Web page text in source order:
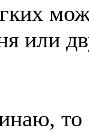
или
то